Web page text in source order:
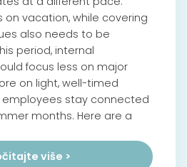
on vacation, while covering
also needs to be
period, internal
focus less on major
on light, well-timed
stay connected
months. Here are a
više >